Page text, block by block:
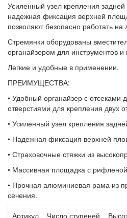
Усиленный узел крепления
надежная фиксация верхней
позволяют безопасно работать
Стремянки оборудованы
органайзером для инструментов и
Легкие и удобные в применении.
ПРЕИМУЩЕСТВА:
• Удобный органайзер с отсеками
отверстиями для крепления двух
• Усиленный узел крепления
• Надежная фиксация верхней
• Страховочные стяжки из
• Массивная площадка с
• Прочная алюминиевая рама из
сечения.
Артикул
Число ступеней